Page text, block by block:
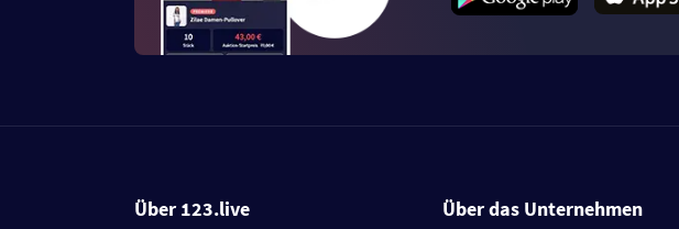
Über 123.live Über das Unternehmen